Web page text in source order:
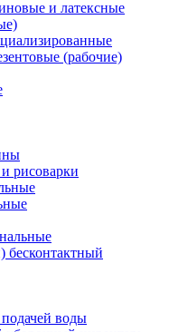
и латексные
(рабочие)
рисоварки
бесконтактный
воды